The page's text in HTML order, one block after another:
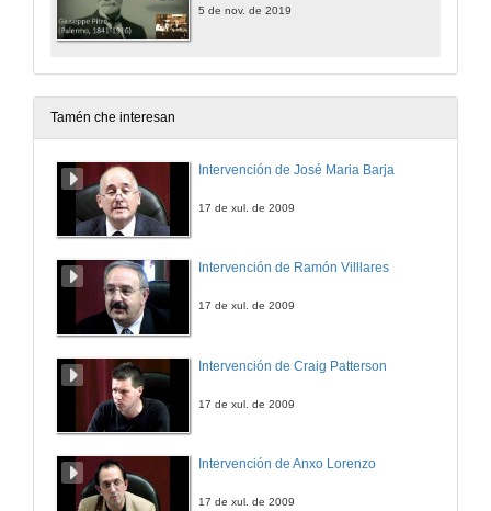
5 de nov. de 2019
Tamén che interesan
Intervención de José Maria Barja
17 de xul. de 2009
Intervención de Ramón Villlares
17 de xul. de 2009
Intervención de Craig Patterson
17 de xul. de 2009
Intervención de Anxo Lorenzo
17 de xul. de 2009